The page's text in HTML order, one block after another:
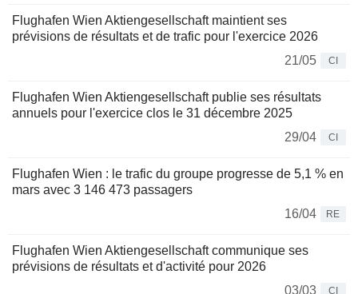
Flughafen Wien Aktiengesellschaft maintient ses
prévisions de résultats et de trafic pour l'exercice 2026
21/05
CI
Flughafen Wien Aktiengesellschaft publie ses résultats
annuels pour l'exercice clos le 31 décembre 2025
29/04
CI
Flughafen Wien : le trafic du groupe progresse de 5,1 % en
mars avec 3 146 473 passagers
16/04
RE
Flughafen Wien Aktiengesellschaft communique ses
prévisions de résultats et d'activité pour 2026
03/03
CI